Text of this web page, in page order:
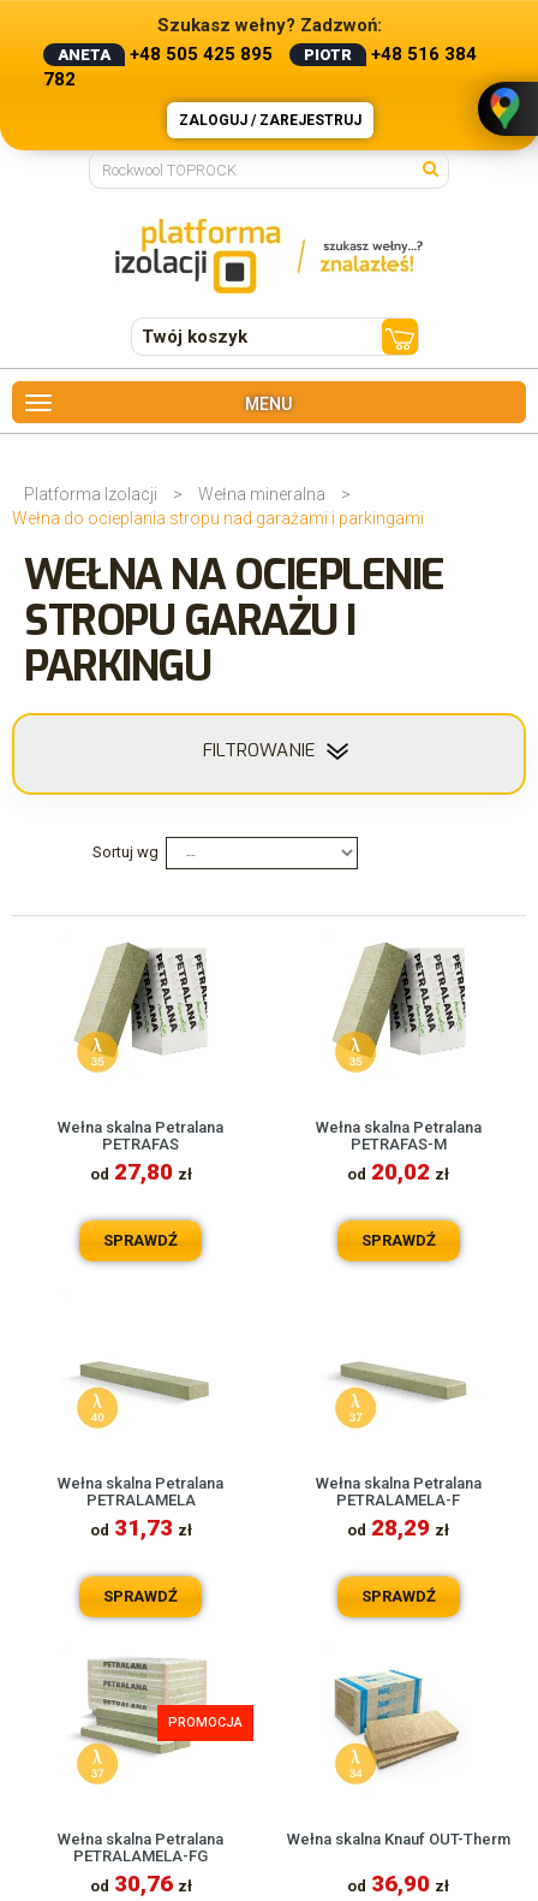
Szukasz wełny? Zadzwoń:
ANETA +48 505 425 895 PIOTR
+48 516 384
782
ZALOGUJ / ZAREJESTRUJ
Twój koszyk
MENU
Platforma Izolacji > Wełna mineralna
>
Wełna do ocieplania stropu nad garażami i parkingami
WEŁNA NA OCIEPLENIE
STROPU GARAŻU I
PARKINGU
FILTROWANIE
Sortuj wg
Wełna skalna Petralana
PETRAFAS
od 27,80 zł
SPRAWDŹ
Wełna skalna Petralana
PETRAFAS-M
od 20,02 zł
SPRAWDŹ
Wełna skalna Petralana
PETRALAMELA
od 31,73 zł
SPRAWDŹ
Wełna skalna Petralana
PETRALAMELA-F
od 28,29 zł
SPRAWDŹ
PROMOCJA
Wełna skalna Petralana
PETRALAMELA-FG
od 30,76 zł
Wełna skalna Knauf OUT-Therm
od 36,90 zł